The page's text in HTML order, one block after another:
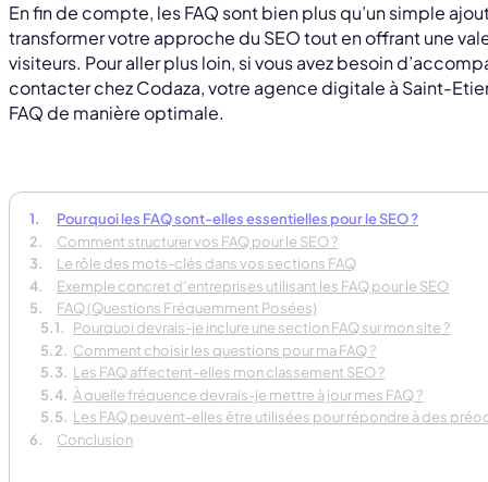
En fin de compte, les FAQ sont bien plus qu’un simple
transformer votre approche du SEO tout en offrant une
visiteurs. Pour aller plus loin, si vous avez besoin
contacter chez Codaza, votre agence digitale à Saint-
FAQ de manière optimale.
Pourquoi les FAQ sont-elles essentielles pour le SEO ?
Comment structurer vos FAQ pour le SEO ?
Le rôle des mots-clés dans vos sections FAQ
Exemple concret d’entreprises utilisant les FAQ pour le SEO
FAQ (Questions Fréquemment Posées)
Pourquoi devrais-je inclure une section FAQ sur mon site ?
Comment choisir les questions pour ma FAQ ?
Les FAQ affectent-elles mon classement SEO ?
À quelle fréquence devrais-je mettre à jour mes FAQ ?
Les FAQ peuvent-elles être utilisées pour répondre à des
Conclusion